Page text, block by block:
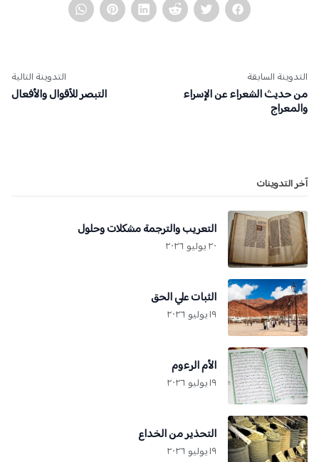
التدوينة السابقة
من حديث الشعراء عن الإسراء
والمعراج
التدوينة التالية
التبصر للأقوال والأفعال
آخر التدوينات
التعريب والترجمة مشكلات وحلول
٢٠ يوليو ٢٠٢٦
الثبات علي الحق
١٩ يوليو ٢٠٢٦
الأم الرءوم
١٩ يوليو ٢٠٢٦
التحذير من الخداع
١٩ يوليو ٢٠٢٦